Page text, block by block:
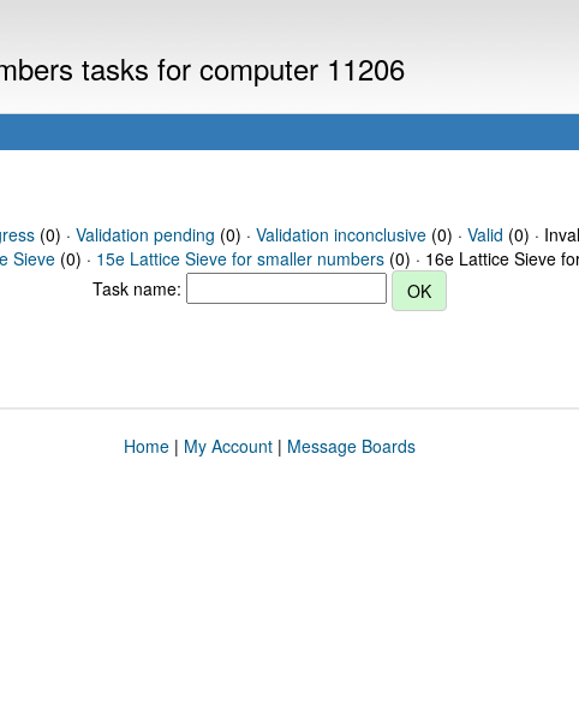
tasks for computer 11206
(0) · Validation pending (0) · Validation inconclusive(0) · Valid (0) ·
Sieve (0) · 15e Lattice Sieve for smaller numbers (0) · 16e Lattice Sieve
Task name:
Home| My Account| Message Boards